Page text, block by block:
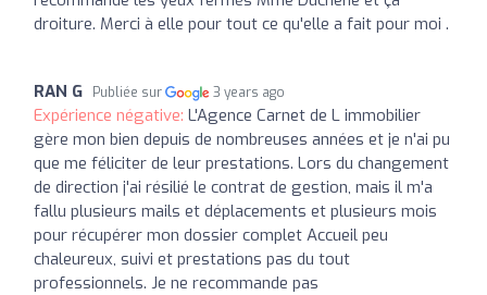
droiture. Merci à elle pour tout ce qu'elle a fait pour moi .
RAN G Publiée sur 3 years ago
Expérience négative: L'Agence Carnet de L immobilier
gère mon bien depuis de nombreuses années et je n'ai pu
que me féliciter de leur prestations. Lors du changement
de direction j'ai résilié le contrat de gestion, mais il m'a
fallu plusieurs mails et déplacements et plusieurs mois
pour récupérer mon dossier complet Accueil peu
chaleureux, suivi et prestations pas du tout
professionnels. Je ne recommande pas